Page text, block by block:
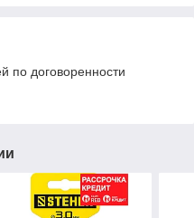
по договоренности